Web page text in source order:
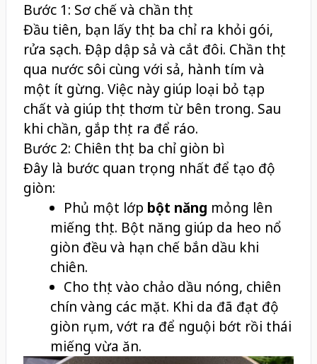
Bước 1: Sơ chế và chần thịt
Đầu tiên, bạn lấy thịt ba chỉ ra khỏi gói,
rửa sạch. Đập dập sả và cắt đôi. Chần thịt
qua nước sôi cùng với sả, hành tím và
một ít gừng. Việc này giúp loại bỏ tạp
chất và giúp thịt thơm từ bên trong. Sau
khi chần, gắp thịt ra để ráo.
Bước 2: Chiên thịt ba chỉ giòn bì
Đây là bước quan trọng nhất để tạo độ
giòn:
Phủ một lớp bột năng mỏng lên
miếng thịt. Bột năng giúp da heo nổ
giòn đều và hạn chế bắn dầu khi
chiên.
Cho thịt vào chảo dầu nóng, chiên
chín vàng các mặt. Khi da đã đạt độ
giòn rụm, vớt ra để nguội bớt rồi thái
miếng vừa ăn.